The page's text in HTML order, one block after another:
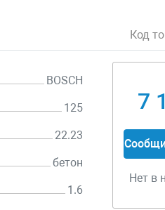
Код
BOSCH
125
22.23
бетон
1.6
7
Нет в